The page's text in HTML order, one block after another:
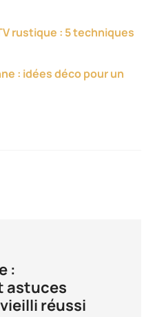
rustique : 5 techniques
: idées déco pour un
:
astuces
réussi